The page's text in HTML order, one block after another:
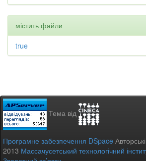
містить файли
true
Тема від
Програмне забезпечення DSpace
2013 Массачусетський технологічний